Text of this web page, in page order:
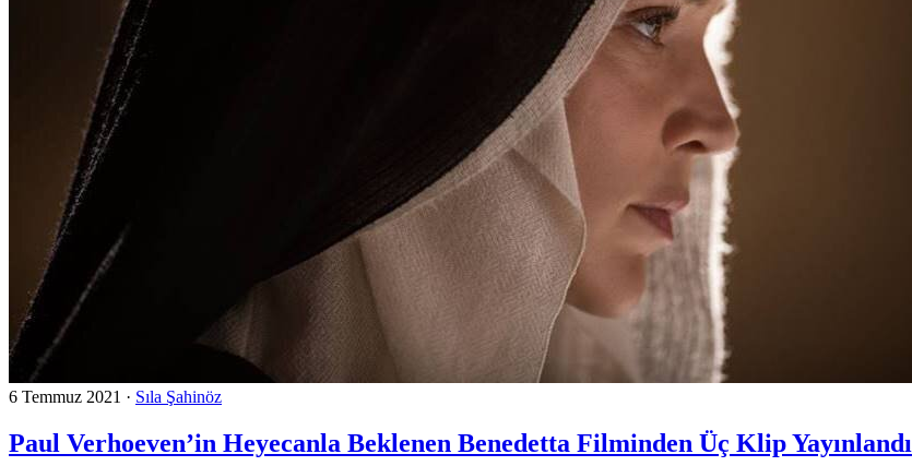
6 Temmuz 2021 · Sıla Şahinöz
Paul Verhoeven’in Heyecanla Beklenen Benedetta Filminden Üç Klip Yayınlandı